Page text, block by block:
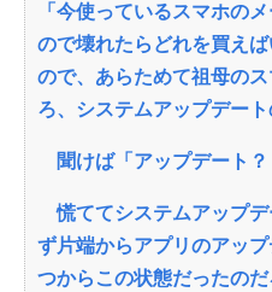
「今使っているスマホの
ので壊れたらどれを買え
ので、あらためて祖母の
ろ、システムアップデート
聞けば「アップデート
慌ててシステムアップデ
ず片端からアプリのアッ
つからこの状態だったの